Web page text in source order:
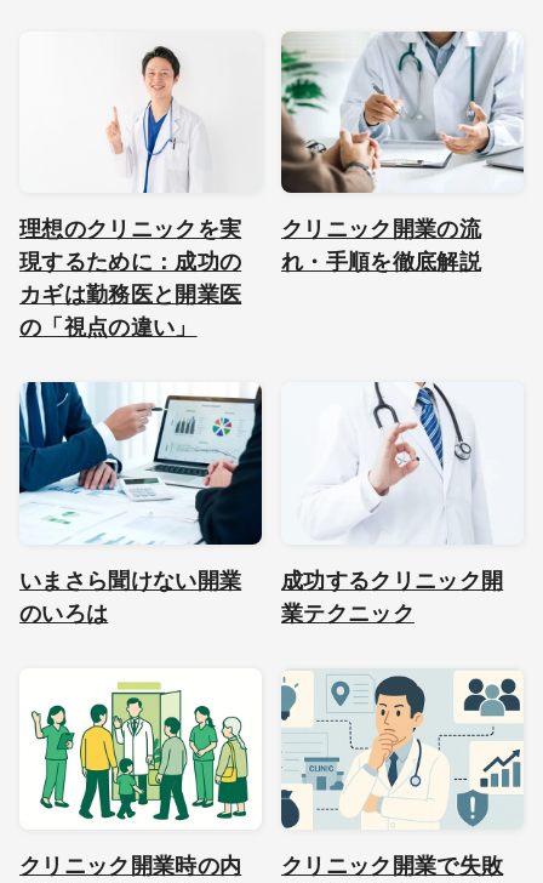
理想のクリニックを実
現するために：成功の
カギは勤務医と開業医
の「視点の違い」
クリニック開業の流
れ・手順を徹底解説
いまさら聞けない開業
のいろは
成功するクリニック開
業テクニック
クリニック開業時の内
クリニック開業で失敗